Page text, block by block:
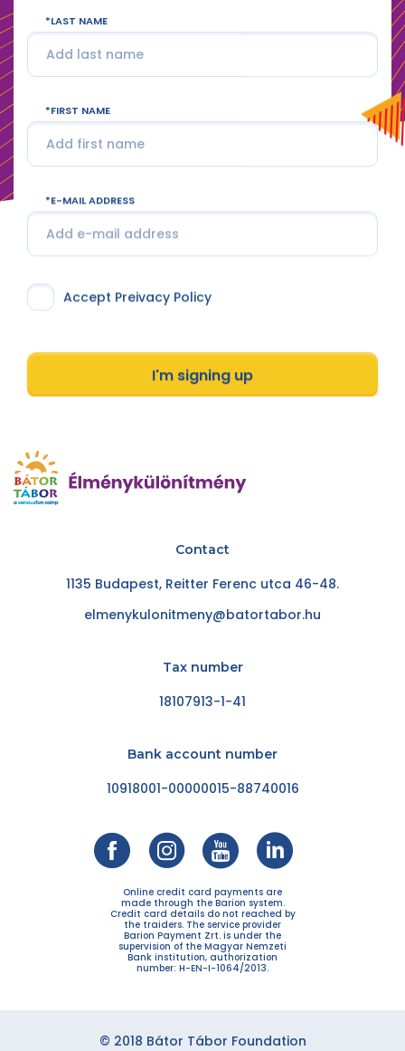
LAST NAME
FIRST NAME
E-MAIL ADDRESS
Accept Preivacy Policy
I'm signing up
Contact
1135 Budapest, Reitter Ferenc utca 46-48.
elmenykulonitmeny@batortabor.hu
Tax number
18107913-1-41
Bank account number
10918001-00000015-88740016
Online credit card payments are
made through the Barion system.
Credit card details do not reached by
the traiders. The service provider
Barion Payment Zrt. is under the
supervision of the Magyar Nemzeti
Bank institution, authorization
number: H-EN-I-1064/2013.
© 2018 Bátor Tábor Foundation